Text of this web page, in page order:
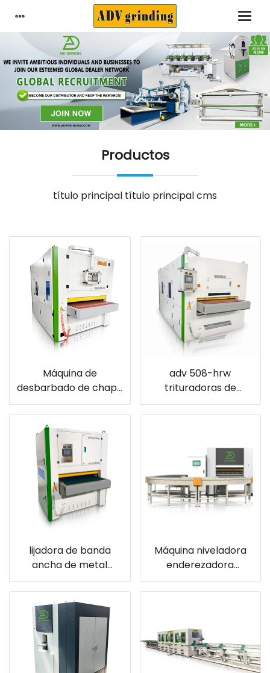
Productos
título principal título principal cms
Máquina de
desbarbado de chapa
adv 508-rw para
corte por láser,
cizallado, estampado
de piezas ciegas
adv 508-hrw
trituradoras de
escorias multifunción,
eliminación de
redondeadora de
cantos
lijadora de banda
ancha de metal
automática adv 508-
rr máquina de
desbarbado y
acabado
Máquina niveladora
enderezadora
niveladora de chapa
de acero de alta